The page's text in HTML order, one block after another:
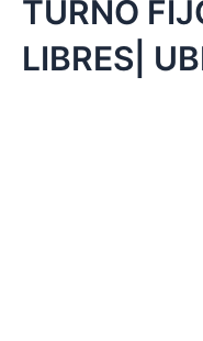
TURNO
LIBRES|